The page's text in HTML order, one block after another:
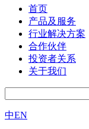
首页
产品及服务
行业解决方案
合作伙伴
投资者关系
关于我们
中EN